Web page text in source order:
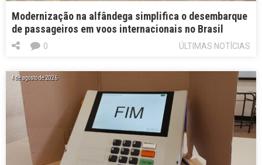
Modernização na alfândega simplifica o desembarque
de passageiros em voos internacionais no Brasil
ÚLTIMAS NOTÍCIAS
0
4 de agosto de 2026